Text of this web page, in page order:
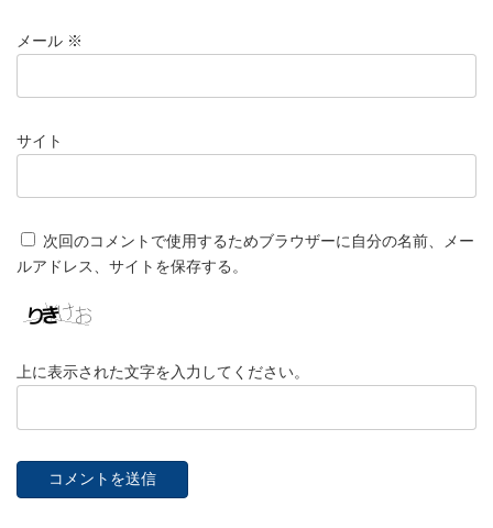
メール ※
サイト
次回のコメントで使用するためブラウザーに自分の名前、メー
ルアドレス、サイトを保存する。
上に表示された文字を入力してください。